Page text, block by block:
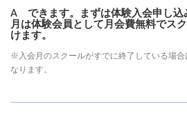
A できます。まずは体験入会申し込
月は体験会員として月会費無料でス
けます。
※入会月のスクールがすでに終了している場合
なります。